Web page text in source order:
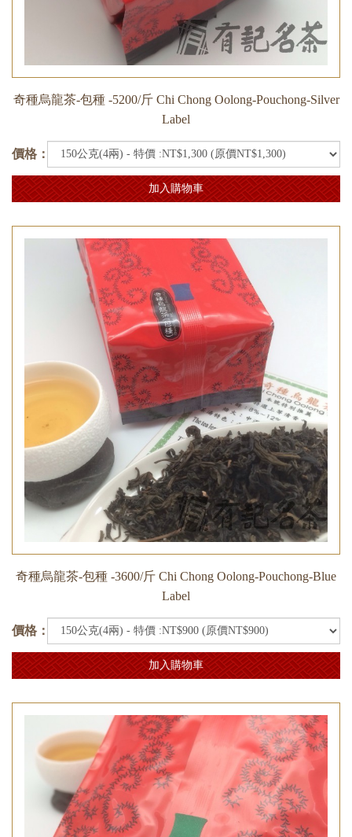
奇種烏龍茶-包種 -5200/斤 Chi Chong Oolong-Pouchong-Silver
Label
價格：
加入購物車
奇種烏龍茶-包種 -3600/斤 Chi Chong Oolong-Pouchong-Blue
Label
價格：
加入購物車